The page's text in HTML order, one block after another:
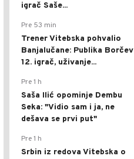
igrač Saše...
Pre 53 min
Trener Vitebska pohvalio
Banjalučane: Publika Borčev
12. igrač, uživanje...
Pre 1 h
Saša Ilić opominje Dembu
Seka: "Vidio sam i ja, ne
dešava se prvi put"
Pre 1 h
Srbin iz redova Vitebska o